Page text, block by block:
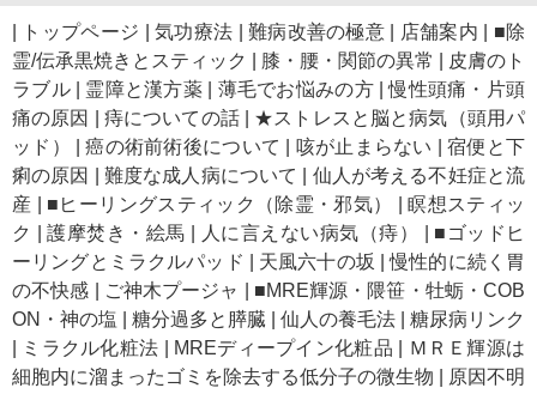
トップページ 気功療法 難病改善の極意 店舗案内
■除
霊/伝承黒焼きとスティック
膝・腰・関節の異常
皮膚のト
ラブル| 霊障と漢方薬 薄毛でお悩みの方|慢性頭痛・片頭
痛の原因
痔についての話| ★ストレスと脳と病気（頭用パ
ッド）
|癌の術前術後について 咳が止まらない |宿便と下
痢の原因
難度な成人病について
仙人が考える不妊症と流
産
■ヒーリングスティック（除霊・邪気） |瞑想スティッ
ク
|護摩焚き・絵馬 人に言えない病気（痔）
■ゴッドヒ
ーリングとミラクルパッド
天風六十の坂 |慢性的に続く胃
の不快感
ご神木プージャ
■MRE輝源・隈笹・牡蛎・COB
ON・神の塩
糖分過多と膵臓 仙人の養毛法
糖尿病リンク
ミラクル化粧法 MREディープイン化粧品
ＭＲＥ輝源は
細胞内に溜まったゴミを除去する低分子の微生物
原因不明